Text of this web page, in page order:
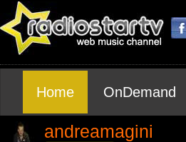
Home OnDemand
andreamagini